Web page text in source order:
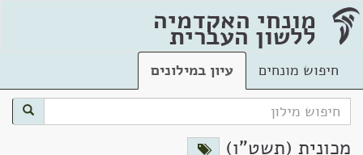
מונחי האקדמיה
ללשון העברית
חיפוש מונחים עיון במילונים
מכונית (תשט"ו)